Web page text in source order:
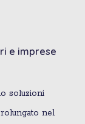
e imprese
soluzioni
nel